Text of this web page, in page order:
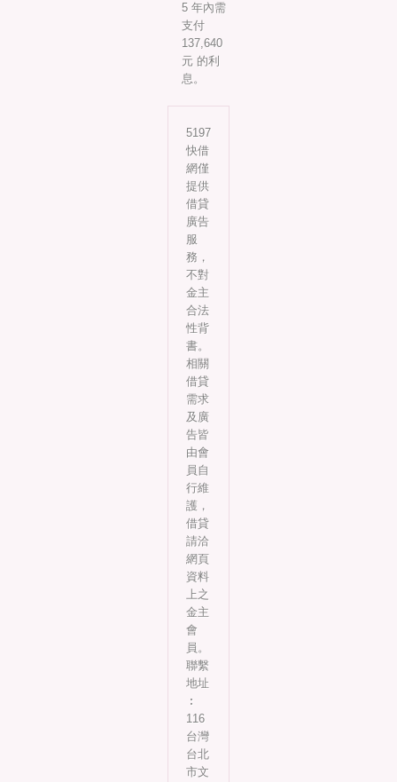
5 年內需
支付
137,640
元 的利
息。
5197
快借
網僅
提供
借貸
廣告
服
務，
不對
金主
合法
性背
書。
相關
借貸
需求
及廣
告皆
由會
員自
行維
護，
借貸
請洽
網頁
資料
上之
金主
會
員。
聯繫
地址
︰
116
台灣
台北
市文